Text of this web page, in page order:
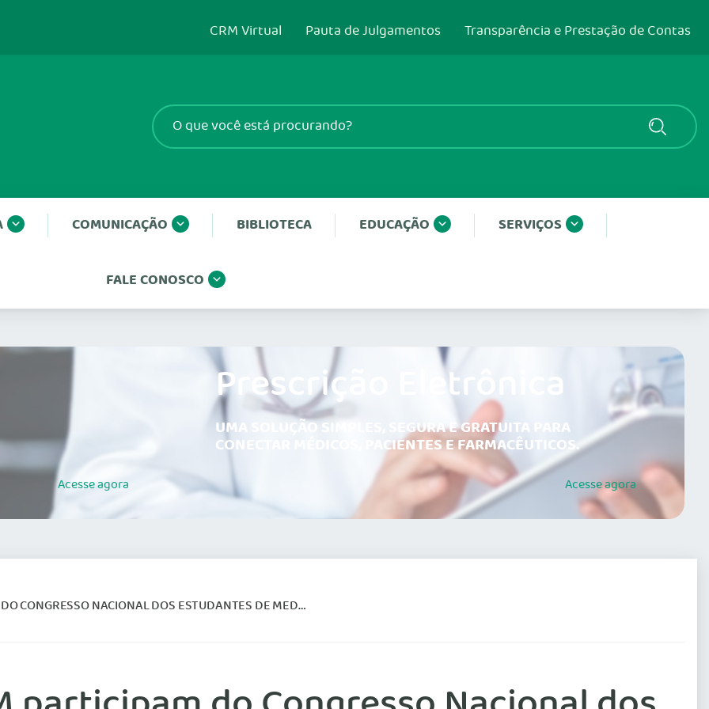
CRM Virtual Pauta de Julgamentos Transparência e Prestação de Contas
COMUNICAÇÃO BIBLIOTECA EDUCAÇÃO SERVIÇOS
FALE CONOSCO
Acesseagora
Prescrição Eletrônica
UMA SOLUÇÃO SIMPLES, SEGURA E GRATUITA PARA
CONECTAR MÉDICOS, PACIENTES E FARMACÊUTICOS.
Acesseagora
NACIONAL DOS ESTUDANTES DE MEDICINA 2025